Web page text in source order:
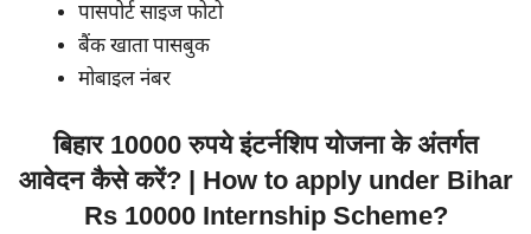
पासपोर्ट साइज फोटो
बैंक खाता पासबुक
मोबाइल नंबर
बिहार 10000 रुपये इंटर्नशिप योजना के अंतर्गत
आवेदन कैसे करें? | How to apply under Bihar
Rs 10000 Internship Scheme?